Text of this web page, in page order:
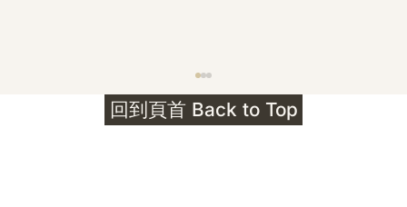
回到頁首 Back to Top